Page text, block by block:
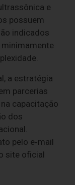
e
possuem
indicados
a estratégia
parcerias
capacitação
dos
pelo e‑mail
site oficial